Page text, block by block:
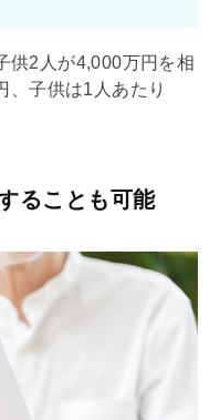
供2人が4,000万円を相
、子供は1人あたり
ることも可能